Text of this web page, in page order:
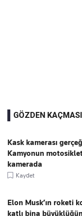
GÖZDEN
Kask kamerası
Kamyonun
kamerada
Kaydet
Elon Musk’ın roketi
katlı bina